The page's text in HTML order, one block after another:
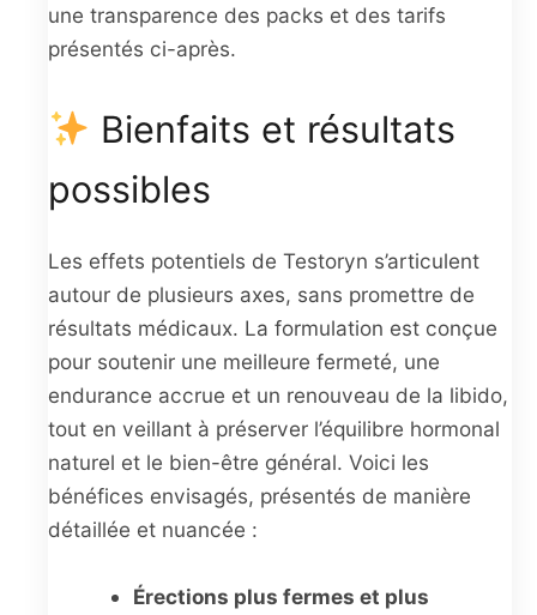
une transparence des packs et des tarifs
présentés ci-après.
Bienfaits et résultats
possibles
Les effets potentiels de Testoryn s’articulent
autour de plusieurs axes, sans promettre de
résultats médicaux. La formulation est conçue
pour soutenir une meilleure fermeté, une
endurance accrue et un renouveau de la libido,
tout en veillant à préserver l’équilibre hormonal
naturel et le bien-être général. Voici les
bénéfices envisagés, présentés de manière
détaillée et nuancée :
Érections plus fermes et plus